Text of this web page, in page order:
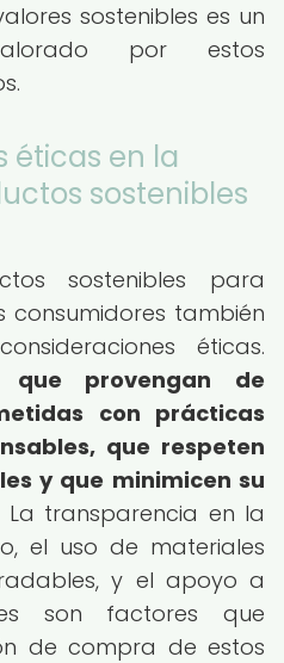
sostenibles es un
por estos
éticas en la
sostenibles
sostenibles para
consumidores también
éticas.
que provengan de
con prácticas
que respeten
y que minimicen su
La transparencia en la
el uso de materiales
y el apoyo a
son factores que
de compra de estos